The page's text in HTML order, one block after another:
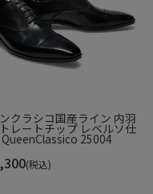
コンビネーション底を
り入れた作りになってい
クラシコ国産ライン 内羽
レートチップ レベルソ仕
QueenClassico 25004
(税込)